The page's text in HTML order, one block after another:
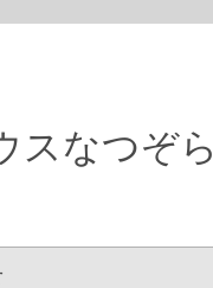
スなつぞ